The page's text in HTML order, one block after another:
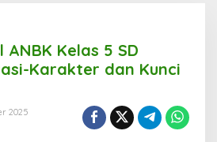
Kelas 5 SD
Karakter dan Kunci
2025